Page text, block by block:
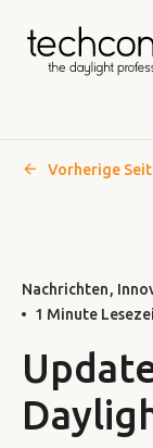
Zum
Vorherige
Nachrichten
1 Minute